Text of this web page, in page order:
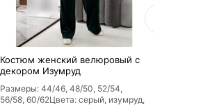
Костюм женский велюровый с
декором Изумруд
Размеры: 44/46, 48/50, 52/54,
56/58, 60/62Цвета: серый, изумруд,